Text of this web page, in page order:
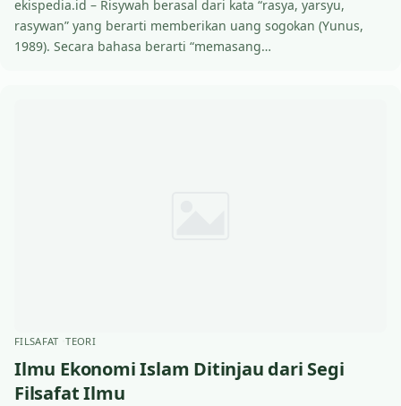
ekispedia.id – Risywah berasal dari kata “rasya, yarsyu,
rasywan” yang berarti memberikan uang sogokan (Yunus,
1989). Secara bahasa berarti “memasang…
FILSAFAT TEORI
Ilmu Ekonomi Islam Ditinjau dari Segi
Filsafat Ilmu